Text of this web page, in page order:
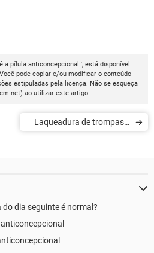
a pílula anticoncepcional ', está disponível
pode copiar e/ou modificar o conteúdo
estipuladas pela licença. Não se esqueça
) ao utilizar este artigo.
Laqueadura de trompas e
dia seguinte é normal?